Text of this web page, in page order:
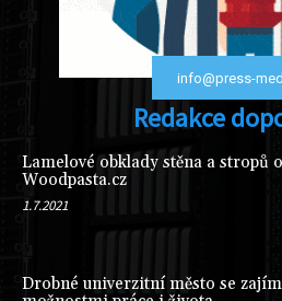
info@press-
Redakce
Lamelové obklady stěna a stropů
Woodpasta.cz
1.7.2021
Drobné univerzitní město se